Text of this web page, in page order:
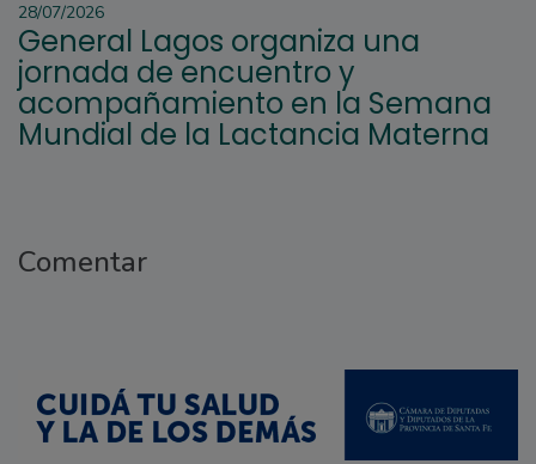
28/07/2026
General Lagos organiza una
jornada de encuentro y
acompañamiento en la Semana
Mundial de la Lactancia Materna
Comentar